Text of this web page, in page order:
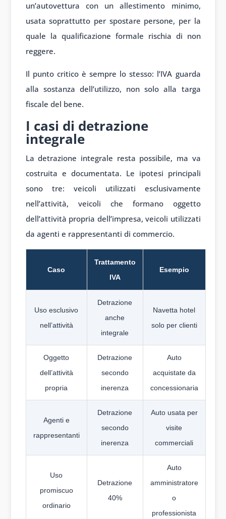
un’autovettura con un allestimento minimo,
usata soprattutto per spostare persone, per la
quale la qualificazione formale rischia di non
reggere.
Il punto critico è sempre lo stesso: l’IVA guarda
alla sostanza dell’utilizzo, non solo alla targa
fiscale del bene.
I casi di detrazione
integrale
La detrazione integrale resta possibile, ma va
costruita e documentata. Le ipotesi principali
sono tre: veicoli utilizzati esclusivamente
nell’attività, veicoli che formano oggetto
dell’attività propria dell’impresa, veicoli utilizzati
da agenti e rappresentanti di commercio.
Caso
Trattamento
IVA
Esempio
Uso esclusivo
nell’attività
Detrazione
anche
integrale
Navetta hotel
solo per clienti
Oggetto
dell’attività
propria
Detrazione
secondo
inerenza
Auto
acquistate da
concessionaria
Agenti e
rappresentanti
Detrazione
secondo
inerenza
Auto usata per
visite
commerciali
Uso
promiscuo
ordinario
Detrazione
40%
Auto
amministratore
o
professionista